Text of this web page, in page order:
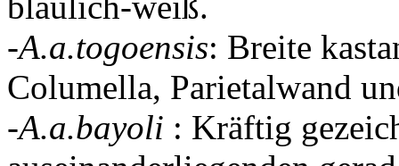
-A.a.togoensis: Breite
Columella, Parietalwand
-A.a.bayoli : Kräftig